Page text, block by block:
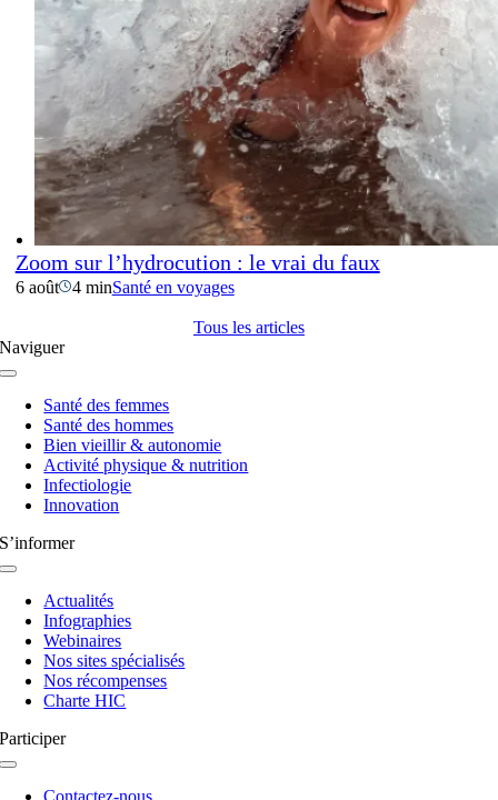
Zoom sur l’hydrocution : le vrai du faux
6 août 4 minSanté en voyages
Tous les articles
Naviguer
Navigation
basculeSanté des femmes
Santé des hommes
Bien vieillir & autonomie
Activité physique & nutrition
Infectiologie
Innovation
S’informer
Navigation
basculeActualités
Infographies
Webinaires
Nos sites spécialisés
Nos récompenses
Charte HIC
Participer
Navigation
Contactez-nous